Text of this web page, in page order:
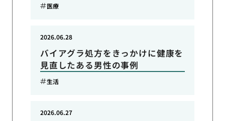
医療
バイアグラ処方をきっかけに健康を
見直したある男性の事例
2026.06.28
生活
2026.06.27